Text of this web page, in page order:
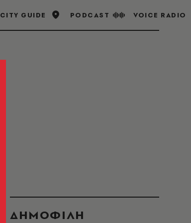
CITY GUIDE PODCAST VOICE RADIO
ΔΗΜΟΦΙΛΗ